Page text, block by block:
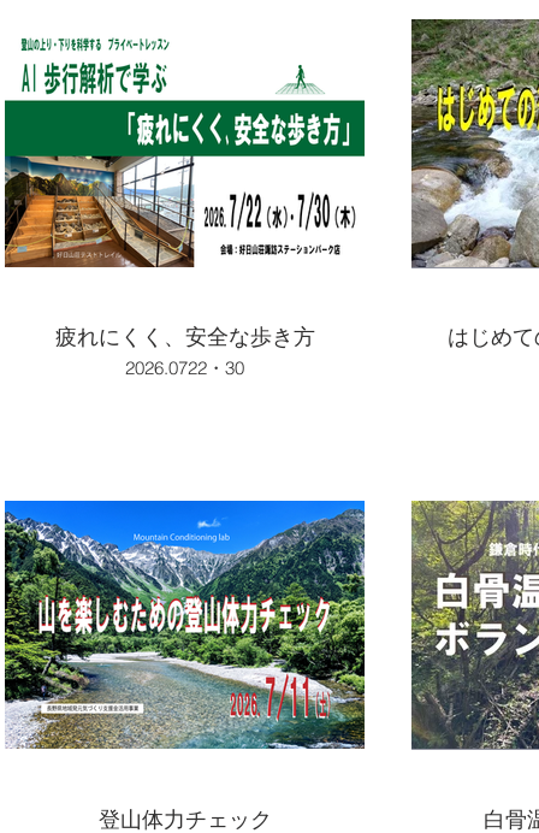
疲れにくく、安全な歩き方
2026.0722・30
はじめ
登山体力チェック 白骨